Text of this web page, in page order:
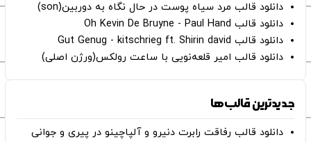
دانلود قالب مرد سیاه پوست در حال نگاه به دوربین(son)
دانلود قالب Oh Kevin De Bruyne - Paul Hand
دانلود قالب Gut Genug - kitschrieg ft. Shirin david
دانلود قالب امیر قلعه‌نویی با ساعت رولکس(ورژن اصلی)
جدیدترین قالب‌ها
دانلود قالب رفاقت رابرت دنیرو و آلپاچینو در پیری و جوانی